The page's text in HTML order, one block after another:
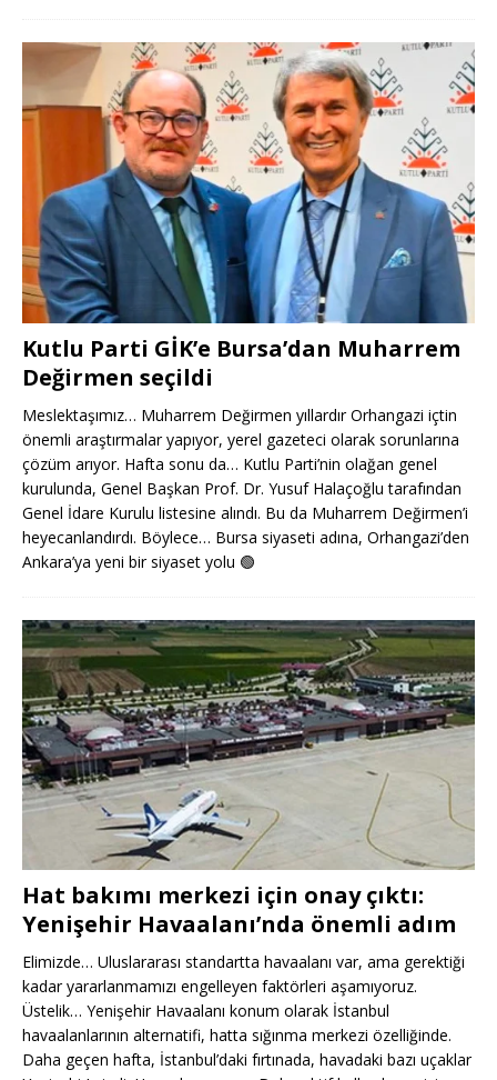
Kutlu Parti GİK’e Bursa’dan Muharrem
Değirmen seçildi
Meslektaşımız… Muharrem Değirmen yıllardır Orhangazi içtin
önemli araştırmalar yapıyor, yerel gazeteci olarak sorunlarına
çözüm arıyor. Hafta sonu da… Kutlu Parti’nin olağan genel
kurulunda, Genel Başkan Prof. Dr. Yusuf Halaçoğlu tarafından
Genel İdare Kurulu listesine alındı. Bu da Muharrem Değirmen’i
heyecanlandırdı. Böylece… Bursa siyaseti adına, Orhangazi’den
Ankara’ya yeni bir siyaset yolu 🟢
Hat bakımı merkezi için onay çıktı:
Yenişehir Havaalanı’nda önemli adım
Elimizde… Uluslararası standartta havaalanı var, ama gerektiği
kadar yararlanmamızı engelleyen faktörleri aşamıyoruz.
Üstelik… Yenişehir Havaalanı konum olarak İstanbul
havaalanlarının alternatifi, hatta sığınma merkezi özelliğinde.
Daha geçen hafta, İstanbul’daki fırtınada, havadaki bazı uçaklar